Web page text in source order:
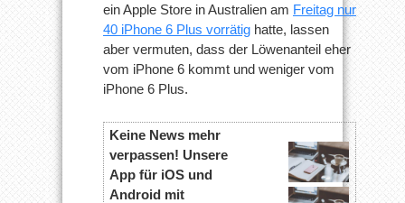
ein Apple Store in Australien am Freitag nur
40 iPhone 6 Plus vorrätig hatte, lassen
aber vermuten, dass der Löwenanteil eher
vom iPhone 6 kommt und weniger vom
iPhone 6 Plus.
Keine News mehr
verpassen! Unsere
App für iOS und
Android mit